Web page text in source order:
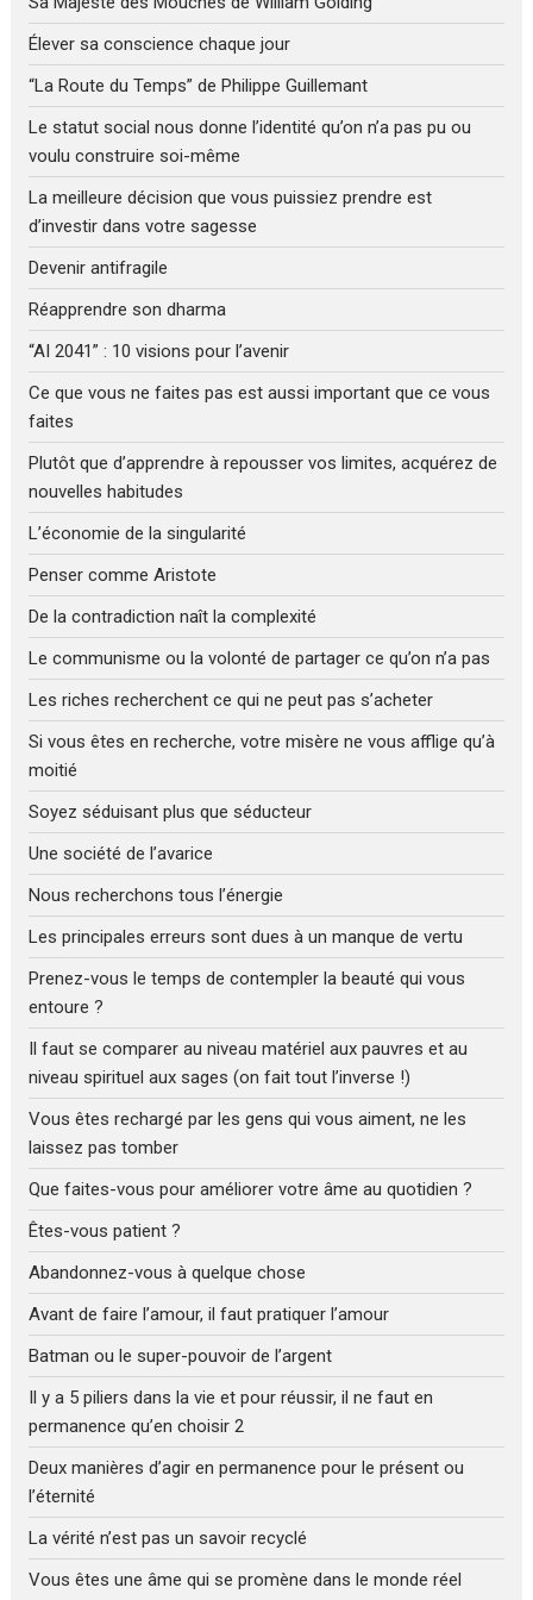
Élever sa conscience chaque jour
“La Route du Temps” de Philippe Guillemant
Le statut social nous donne l’identité qu’on n’a pas pu ou
voulu construire soi-même
La meilleure décision que vous puissiez prendre est
d’investir dans votre sagesse
Devenir antifragile
Réapprendre son dharma
“AI 2041” : 10 visions pour l’avenir
Ce que vous ne faites pas est aussi important que ce vous
faites
Plutôt que d’apprendre à repousser vos limites, acquérez de
nouvelles habitudes
L’économie de la singularité
Penser comme Aristote
De la contradiction naît la complexité
Le communisme ou la volonté de partager ce qu’on n’a pas
Les riches recherchent ce qui ne peut pas s’acheter
Si vous êtes en recherche, votre misère ne vous afflige qu’à
moitié
Soyez séduisant plus que séducteur
Une société de l’avarice
Nous recherchons tous l’énergie
Les principales erreurs sont dues à un manque de vertu
Prenez-vous le temps de contempler la beauté qui vous
entoure ?
Il faut se comparer au niveau matériel aux pauvres et au
niveau spirituel aux sages (on fait tout l’inverse !)
Vous êtes rechargé par les gens qui vous aiment, ne les
laissez pas tomber
Que faites-vous pour améliorer votre âme au quotidien ?
Êtes-vous patient ?
Abandonnez-vous à quelque chose
Avant de faire l’amour, il faut pratiquer l’amour
Batman ou le super-pouvoir de l’argent
Il y a 5 piliers dans la vie et pour réussir, il ne faut en
permanence qu’en choisir 2
Deux manières d’agir en permanence pour le présent ou
l’éternité
La vérité n’est pas un savoir recyclé
Vous êtes une âme qui se promène dans le monde réel